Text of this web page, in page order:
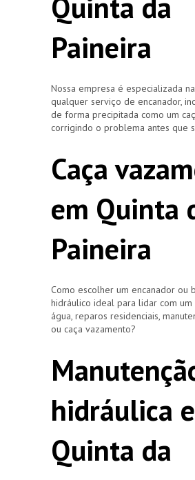
Paineira
Nossa empresa é especializada
qualquer serviço de encanador,
de forma precipitada como um
corrigindo o problema antes que
Caça
em Quinta
Paineira
Como escolher um encanador ou
hidráulico ideal para lidar com
água, reparos residenciais,
ou caça vazamento?
hidráulica
Quinta da